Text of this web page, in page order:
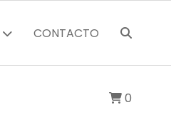
CONTACTO
0